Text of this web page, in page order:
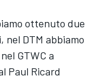
ottenuto due
DTM abbiamo
GTWC a
Paul Ricard